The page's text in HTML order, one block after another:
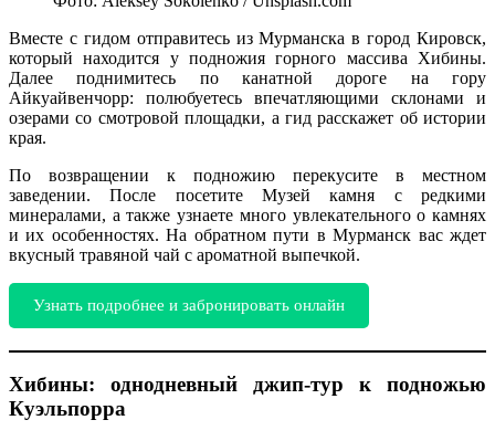
Вместе с гидом отправитесь из Мурманска в город Кировск,
который находится у подножия горного массива Хибины.
Далее поднимитесь по канатной дороге на гору
Айкуайвенчорр: полюбуетесь впечатляющими склонами и
озерами со смотровой площадки, а гид расскажет об истории
края.
По возвращении к подножию перекусите в местном
заведении. После посетите Музей камня с редкими
минералами, а также узнаете много увлекательного о камнях
и их особенностях. На обратном пути в Мурманск вас ждет
вкусный травяной чай с ароматной выпечкой.
Узнать подробнее и забронировать онлайн
Хибины: однодневный джип-тур к подножью
Куэльпорра